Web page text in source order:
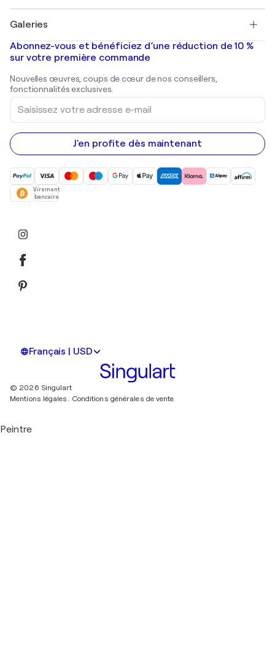
Banksy
Mr. Brainwash
Shepard Fairey
Tableaux abstraits à vendre
Peintures de paysage
Estampes
Peintures acryliques
Galeries
Galeries d'art en France
Galeries d'art en Belgique
Abonnez-vous et bénéficiez d’une réduction de 10 %
sur votre première commande
Nouvelles œuvres, coups de cœur de nos conseillers,
fonctionnalités exclusives.
Saisissez
votre
adresse
e-
mail
J'en profite dès maintenant
Virement
bancaire
Français | USD
© 2026 Singulart
Mentions légales.
Conditions générales de vente
Peintre